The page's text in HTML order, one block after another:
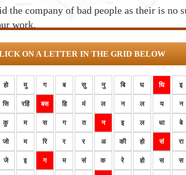
the company of bad people as their is no
work.
ON A LETTER IN THE GRID BELOW
हो मु ग ब सु नु बि घ धि इ
सि रहिं बस हि मं ल न ल य न
कु म स ग त न इ ल धा बे
जो म रि र र अ की हो सं रा
जे इ ग म सं क रे हो स स